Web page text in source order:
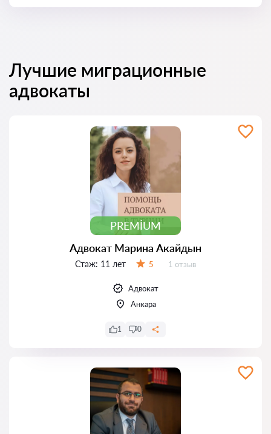
Лучшие миграционные
адвокаты
PREMIUM
Адвокат Марина Акайдын
Стаж: 11 лет 5 Отзывов:
1 отзыв
Адвокат
Анкара
1 0